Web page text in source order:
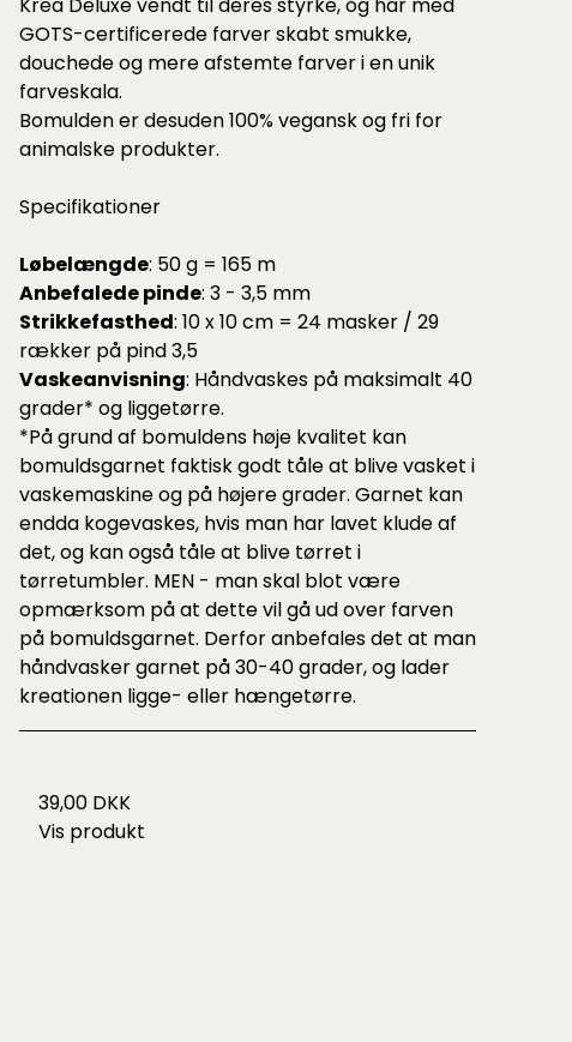
GOTS-certificerede farver skabt smukke,
douchede og mere afstemte farver i en unik
farveskala.
Bomulden er desuden 100% vegansk og fri for
animalske produkter.
Specifikationer
Løbelængde: 50 g = 165 m
Anbefalede pinde: 3 - 3,5 mm
Strikkefasthed: 10 x 10 cm = 24 masker / 29
rækker på pind 3,5
Vaskeanvisning: Håndvaskes på maksimalt 40
grader* og liggetørre.
*På grund af bomuldens høje kvalitet kan
bomuldsgarnet faktisk godt tåle at blive vasket i
vaskemaskine og på højere grader. Garnet kan
endda kogevaskes, hvis man har lavet klude af
det, og kan også tåle at blive tørret i
tørretumbler. MEN - man skal blot være
opmærksom på at dette vil gå ud over farven
på bomuldsgarnet. Derfor anbefales det at man
håndvasker garnet på 30-40 grader, og lader
kreationen ligge- eller hængetørre.
39,00 DKK
Vis produkt